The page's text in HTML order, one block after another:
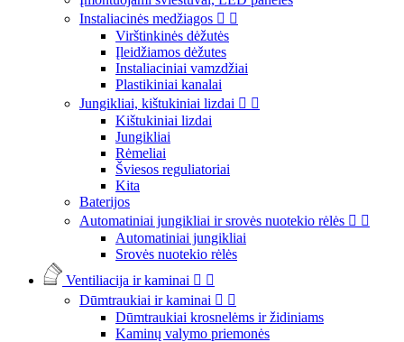
Instaliacinės medžiagos  
Virštinkinės dėžutės
Įleidžiamos dėžutes
Instaliaciniai vamzdžiai
Plastikiniai kanalai
Jungikliai, kištukiniai lizdai  
Kištukiniai lizdai
Jungikliai
Rėmeliai
Šviesos reguliatoriai
Kita
Baterijos
Automatiniai jungikliai ir srovės nuotekio rėlės  
Automatiniai jungikliai
Srovės nuotekio rėlės
Ventiliacija ir kaminai  
Dūmtraukiai ir kaminai  
Dūmtraukiai krosnelėms ir židiniams
Kaminų valymo priemonės